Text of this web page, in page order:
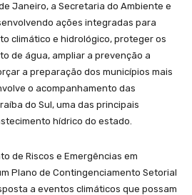
Janeiro, a Secretaria do Ambiente e
ações integradas para
climático e hidrológico, proteger os
de água, ampliar a prevenção a
a preparação dos municípios mais
o acompanhamento das
do Sul, uma das principais
hídrico do estado.
de Riscos e Emergências em
Plano de Contingenciamento Setorial
a eventos climáticos que possam